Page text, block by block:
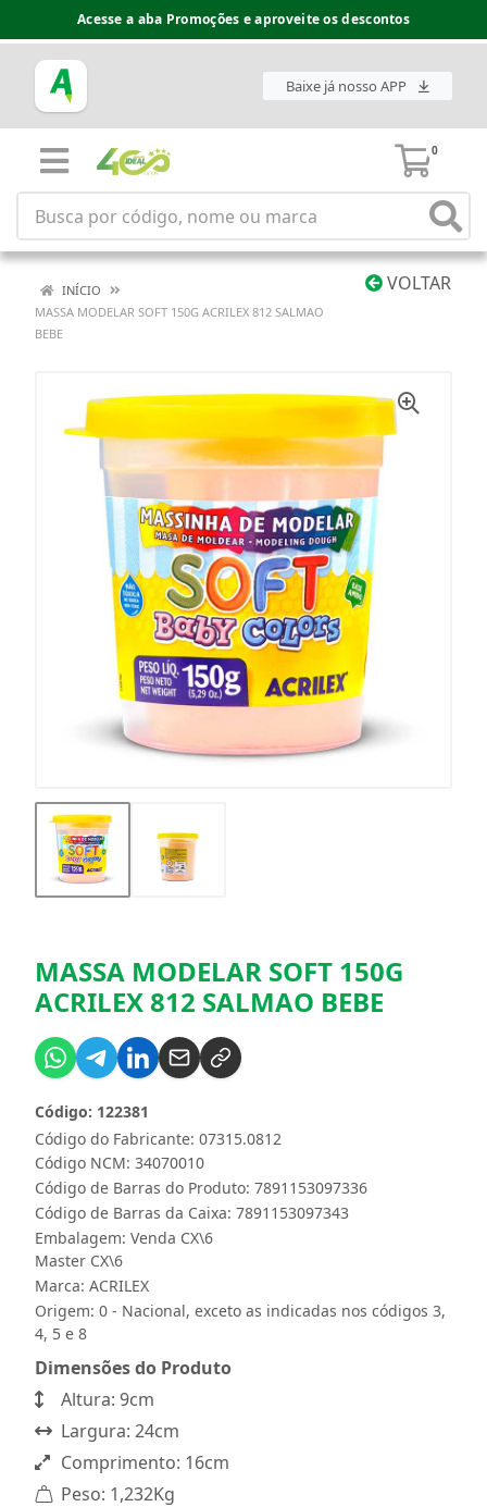
Acesse a aba Promoções e aproveite os descontos
Baixe já nosso APP
0
VOLTAR
INÍCIO
MASSA MODELAR SOFT 150G ACRILEX 812 SALMAO
BEBE
MASSA MODELAR SOFT 150G
ACRILEX 812 SALMAO BEBE
Código do Fabricante: 07315.0812
Código: 122381
Código NCM: 34070010
Código de Barras do Produto: 7891153097336
Código de Barras da Caixa: 7891153097343
Embalagem: Venda CX\6
Master CX\6
Marca: ACRILEX
Origem: 0 - Nacional, exceto as indicadas nos códigos 3,
4, 5 e 8
Dimensões do Produto
Altura: 9cm
Largura: 24cm
Comprimento: 16cm
Peso: 1,232Kg